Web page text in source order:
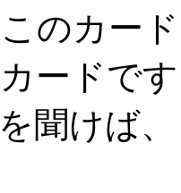
のカー
ードで
聞けば